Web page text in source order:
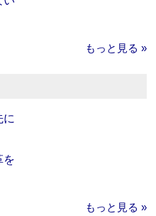
もっと見る »
に
を
もっと見る »